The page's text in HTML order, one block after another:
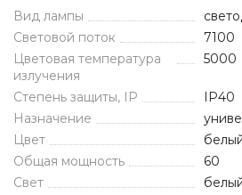
Вид лампы
Световой поток
7100
Цветовая температура
излучения
5000
Степень защиты, IP
IP40
Назначение
Цвет
Общая мощность
60
Свет